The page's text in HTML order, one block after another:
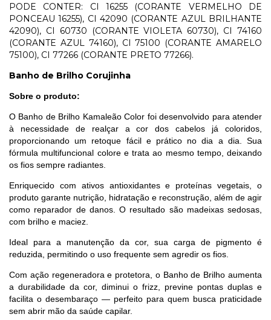
PODE CONTER: CI 16255 (CORANTE VERMELHO DE
PONCEAU 16255), CI 42090 (CORANTE AZUL BRILHANTE
42090), CI 60730 (CORANTE VIOLETA 60730), CI 74160
(CORANTE AZUL 74160), CI 75100 (CORANTE AMARELO
75100), CI 77266 (CORANTE PRETO 77266).
Banho de Brilho Corujinha
Sobre o produto:
O Banho de Brilho Kamaleão Color foi desenvolvido para atender
à necessidade de realçar a cor dos cabelos já coloridos,
proporcionando um retoque fácil e prático no dia a dia. Sua
fórmula multifuncional colore e trata ao mesmo tempo, deixando
os fios sempre radiantes.
Enriquecido com ativos antioxidantes e proteínas vegetais, o
produto garante nutrição, hidratação e reconstrução, além de agir
como reparador de danos. O resultado são madeixas sedosas,
com brilho e maciez.
Ideal para a manutenção da cor, sua carga de pigmento é
reduzida, permitindo o uso frequente sem agredir os fios.
Com ação regeneradora e protetora, o Banho de Brilho aumenta
a durabilidade da cor, diminui o frizz, previne pontas duplas e
facilita o desembaraço — perfeito para quem busca praticidade
sem abrir mão da saúde capilar.